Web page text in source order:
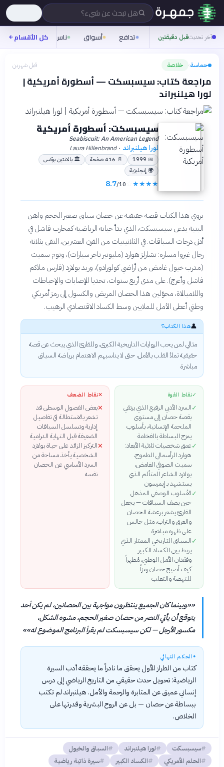
هل تبحث عن شيء؟
آخر تحديثقبل دقيقتين تدافع أسواق ناس روح
كل الأقسام
حماسة› خلاصة قبل شهرين
مراجعة كتاب: سيسبسكت — أسطورة أمريكية |
لورا هيلنبراند
سيسبسكت: أسطورة أمريكية
Seabiscuit: An American Legend
لورا هيلنبراند ·
Laura Hillenbrand
📅
1999
📄
416صفحة 🏛 بالانتين بوكس
🌍إنجليزية
★
★
★
★
8.7/10
يروي هذا الكتاب قصة حقيقية عن حصان سباق صغير الحجم واهن
البنية يدعى سيسبسكت، الذي بدأ حياته الرياضية كمحارب فاشل في
أدنى درجات السباقات. في الثلاثينيات من القرن العشرين، التقى بثلاثة
رجال غيروا مساره: تشارلز هوارد (مليونير تاجر سيارات)، وتوم سميث
(مدرب خيول غامض من أراضي كولورادو)، وريد بولارد (فارس ملاكم
فاشل وأعرج). على مدى أربع سنوات، تحديا الإصابات والإحباطات
واللامبالاة، محوّلين هذا الحصان المريض والكسول إلى رمز أمريكي
وطني أعطى الأمل للملايين وسط الكساد الاقتصادي الرهيب.
👤هذا الكتاب؟
مثالي لمن يحب الروايات التاريخية الكبرى، وللقارئ الذي يبحث عن قصة
حقيقية تملأ القلب بالأمل، حتى لا يناسبهم الاهتمام برياضة السباق
مباشرة
✓نقاط القوة
✓السرد الأدبي الرفيع الذي يرتقي
بقصة حصان إلى مستوى
الملحمة الإنسانية، بأسلوب
يمزج البساطة بالفخامة
✓عمق شخصيات ثلاثية الأبعاد:
هوارد الرأسمالي الطموح،
سميث الصوفي الغامض،
بولارد الشاعر المتألم الذي
يستشهد بـ إيمرسون
✓الأسلوب الوصفي المذهل
حين يصف السباقات — يجعل
القارئ يشعر برعشة الحصان
والعرق والتراب، مثل جالس
على ظهره مباشرة
✓السياق التاريخي الممتاز الذي
يربط بين الكساد الكبير
وفقدان الأمل الوطني، مُظهراً
كيف أصبح حصان رمزاً
للنهضة والتغلب
✕نقاط الضعف
✕بعض الفصول الوسطى قد
تشعر بالاستطالة في تفاصيل
إدارية وتسلسل السباقات
الضعيفة قبل النهاية الدرامية
✕التركيز الزائد على حياة بولارد
الشخصية يأخذ مساحة من
السرد الأساسي عن الحصان
نفسه
««وبينما كان الجميع ينتظرون مواجهة بين الحصانين، لم يكن أحد
يتوقع أن يأتي النصر من حصان صغير الحجم، مشوه الشكل،
مكسور الأرجل — لكن سيسبسكت لم يقرأ البرنامج الموضوع له»»
●الحكم النهائي
كتاب من الطراز الأول يحقق ما نادراً ما يحققه أدب السيرة
الرياضية: تحويل حدث حقيقي من التاريخ الرياضي إلى درس
إنساني عميق عن المثابرة والرحمة والأمل. هيلنبراند لم تكتب
ببساطة عن حصان — بل عن الروح البشرية وقدرتها على
الخلاص.
سيسبسكت لورا هيلنبراند
السباق والخيول
الحلم الأمريكي
الكساد الكبير
سيرة ذاتية رياضية